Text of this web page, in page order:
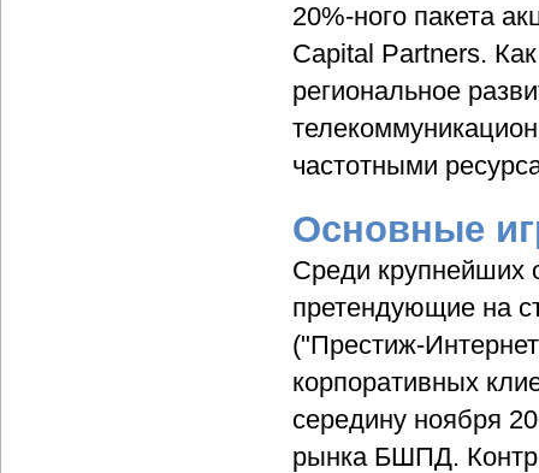
20%-ного пакета
Capital Partners.
региональное
частотными
Основные
Среди крупнейших
претендующие на
("Престиж-
корпоративных
середину ноября
рынка БШПД.